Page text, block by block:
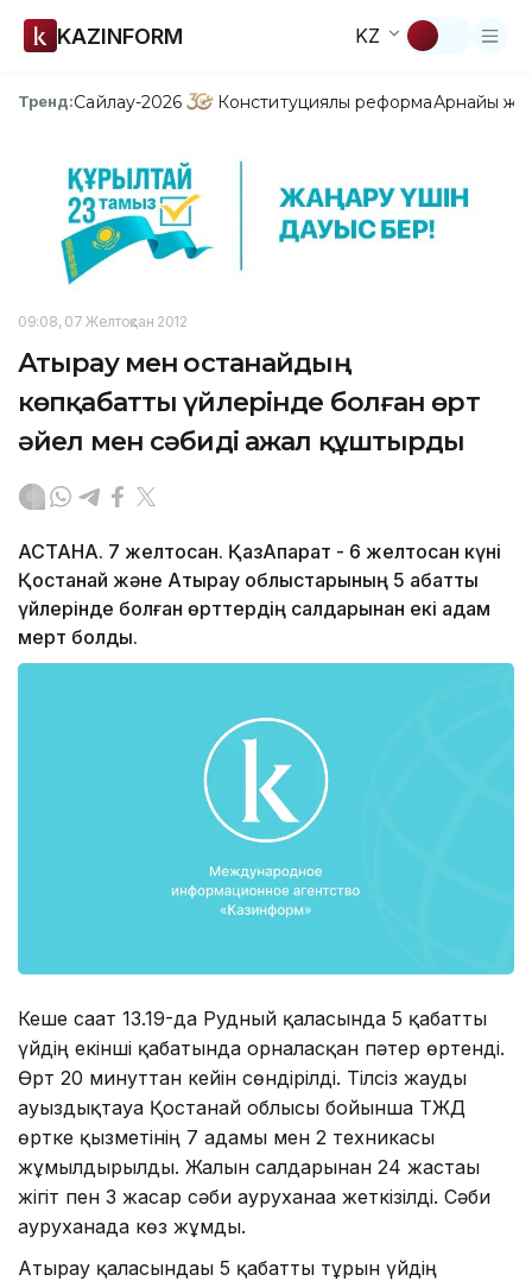
KAZINFORM KZ
Тренд:Сайлау-2026 Конституциялық реформаАрнайы
09:08, 07 Желтоқсан 2012
Атырау мен Қостанайдың
көпқабатты үйлерінде болған өрт
әйел мен сәбиді ажал құштырды
АСТАНА. 7 желтоқсан. ҚазАқпарат - 6 желтоқсан күні
Қостанай және Атырау облыстарының 5 қабатты
үйлерінде болған өрттердің салдарынан екі адам
мерт болды.
Кеше сағат 13.19-да Рудный қаласында 5 қабатты
үйдің екінші қабатында орналасқан пәтер өртенді.
Өрт 20 минуттан кейін сөндірілді. Тілсіз жауды
ауыздықтауға Қостанай облысы бойынша ТЖД
өртке қызметінің 7 адамы мен 2 техникасы
жұмылдырылды. Жалын салдарынан 24 жастағы
жігіт пен 3 жасар сәби ауруханаға жеткізілді. Сәби
ауруханада көз жұмды.
Атырау қаласындағы 5 қабатты тұрғын үйдің